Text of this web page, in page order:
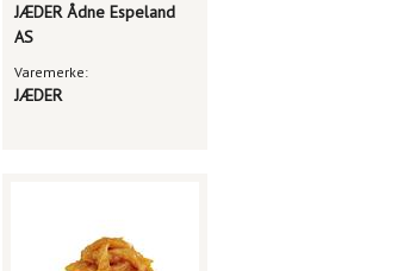
JÆDER Ådne Espeland
AS
Varemerke:
JÆDER